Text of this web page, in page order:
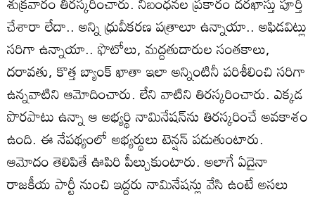
చేశారా లేదా.. అన్ని ధ్రువీకరణ పత్రాలూ ఉన్నాయా.. అఫిడవిట్లు
సరిగా ఉన్నాయా.. ఫొటోలు, మద్దతుదారుల సంతకాలు,
దరావతు, కొత్త బ్యాంక్‌ ఖాతా ఇలా అన్నింటినీ పరిశీలించి సరిగా
ఉన్నవాటిని ఆమోదించారు. లేని వాటిని తిరస్కరించారు. ఎక్కడ
పొరపాటు ఉన్నా ఆ అభ్యర్థి నామినేషన్‌ను తిరస్కరించే అవకాశం
ఉంది. ఈ నేపథ్యంలో అభ్యర్థులు టెన్షన్‌ పడుతుంటారు.
ఆమోదం తెలిపితే ఊపిరి పీల్చుకుంటారు. అలాగే ఏదైనా
రాజకీయ పార్టీ నుంచి ఇద్దరు నామినేషన్లు వేసి ఉంటే అసలు